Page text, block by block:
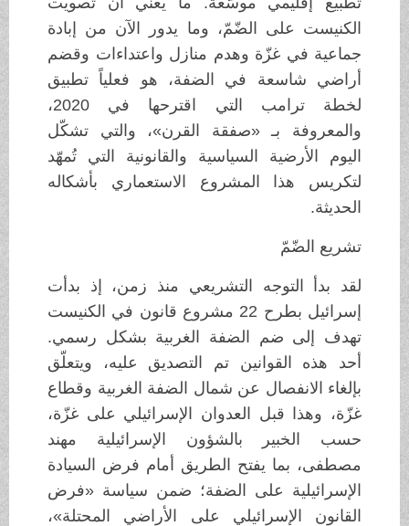
الكنيست على الضّمّ، وما يدور الآن من إبادة
جماعية في غزّة وهدم منازل واعتداءات وقضم
أراضي شاسعة في الضفة، هو فعلياً تطبيق
لخطة ترامب التي اقترحها في 2020،
والمعروفة بـ «صفقة القرن»، والتي تشكّل
اليوم الأرضية السياسية والقانونية التي تُمهّد
لتكريس هذا المشروع الاستعماري بأشكاله
الحديثة.
تشريع الضّمّ
لقد بدأ التوجه التشريعي منذ زمن، إذ بدأت
إسرائيل بطرح 22 مشروع قانون في الكنيست
تهدف إلى ضم الضفة الغربية بشكل رسمي.
أحد هذه القوانين تم التصديق عليه، ويتعلّق
بإلغاء الانفصال عن شمال الضفة الغربية وقطاع
غزّة، وهذا قبل العدوان الإسرائيلي على غزّة،
حسب الخبير بالشؤون الإسرائيلية مهند
مصطفى، بما يفتح الطريق أمام فرض السيادة
الإسرائيلية على الضفة؛ ضمن سياسة «فرض
القانون الإسرائيلي على الأراضي المحتلة»،